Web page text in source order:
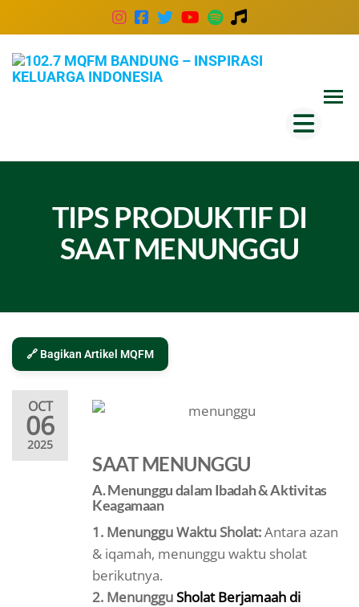
TIPS PRODUKTIF DI
SAAT MENUNGGU
🔗 Bagikan Artikel MQFM
OCT
06
2025
SAAT MENUNGGU
A. Menunggu dalam Ibadah & Aktivitas
Keagamaan
1. Menunggu Waktu Sholat:Antara azan
& iqamah, menunggu waktu sholat
berikutnya.
2. MenungguSholat Berjamaah di